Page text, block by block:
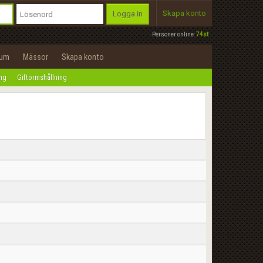
Personer online:74st
Logga in Skapa konto
Mässor Skapa konto
Giftormshållning